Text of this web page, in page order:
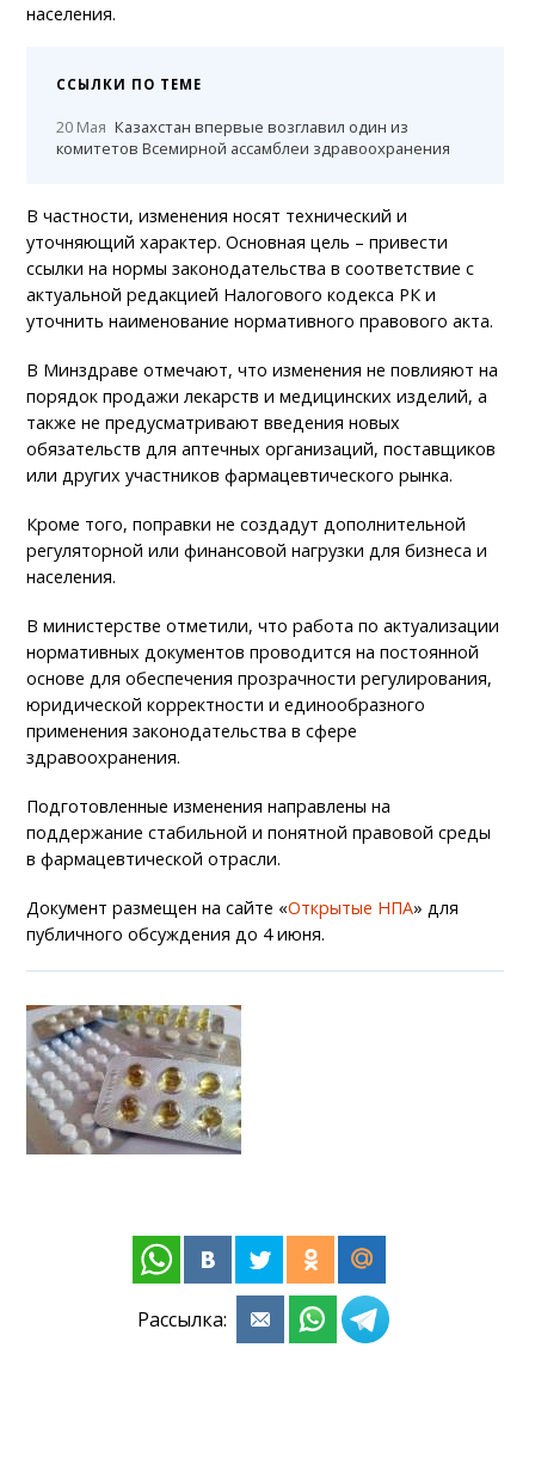
населения.
ССЫЛКИ ПО ТЕМЕ
20 Мая Казахстан впервые возглавил один из
комитетов Всемирной ассамблеи здравоохранения
В частности, изменения носят технический и
уточняющий характер. Основная цель – привести
ссылки на нормы законодательства в соответствие с
актуальной редакцией Налогового кодекса РК и
уточнить наименование нормативного правового акта.
В Минздраве отмечают, что изменения не повлияют на
порядок продажи лекарств и медицинских изделий, а
также не предусматривают введения новых
обязательств для аптечных организаций, поставщиков
или других участников фармацевтического рынка.
Кроме того, поправки не создадут дополнительной
регуляторной или финансовой нагрузки для бизнеса и
населения.
В министерстве отметили, что работа по актуализации
нормативных документов проводится на постоянной
основе для обеспечения прозрачности регулирования,
юридической корректности и единообразного
применения законодательства в сфере
здравоохранения.
Подготовленные изменения направлены на
поддержание стабильной и понятной правовой среды
в фармацевтической отрасли.
Документ размещен на сайте «Открытые НПА» для
публичного обсуждения до 4 июня.
Рассылка: